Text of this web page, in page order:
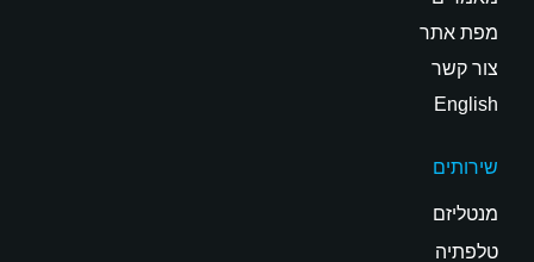
מפת אתר
צור קשר
English
שירותים
מנטליזם
טלפתיה